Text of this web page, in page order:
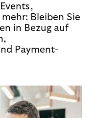
Bleiben Sie
in Bezug auf
Payment-